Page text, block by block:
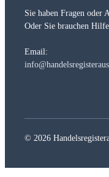
Sie haben Fragen oder
Oder Sie brauchen
Email:
© 2026